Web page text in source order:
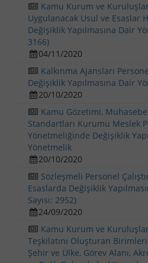
Kamu Kurum ve
Uygulanacak Usul ve Esaslar
Değişiklik Yapılmasına Dair
3166)
04/11/2020
Kalkınma Ajansları
Değişiklik Yapılmasına Dair
20/10/2020
Kamu Gözetimi,
Standartları Kurumu Meslek
Yönetmeliğinde Değişiklik
Yönetmelik
20/10/2020
Sözleşmeli Personel
Esaslarda Değişiklik
Sayısı: 2952)
24/09/2020
Kamu Kurum ve
Teşkilatını Oluşturan
Şehir ve Ülke, Görev Alanı,